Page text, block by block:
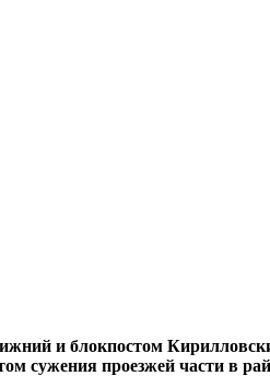
и блокпостом
сужения проезжей части в